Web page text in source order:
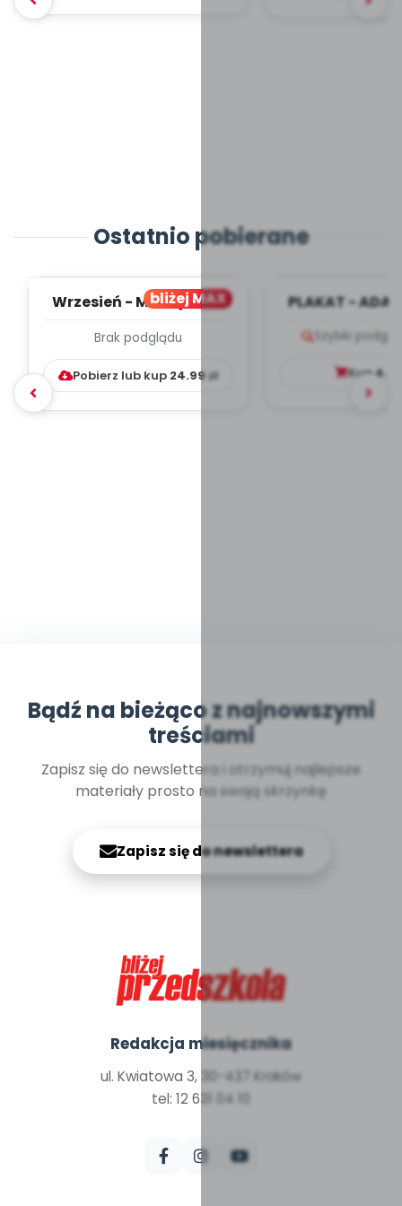
Ostatnio pobierane
bliżej MAX
Wrzesień - MIESIĘCZNY
WYCHOWAWCZO –
DYDAKTYC...
Brak podglądu
Pobierz lub kup 24.99zł
PLAKAT -
Szybki
Kup
Bądź na bieżąco z najnowszymi
treściami
Zapisz się do newslettera i otrzymuj najlepsze
materiały prosto na swoją skrzynkę
Zapisz się do newslettera
Redakcja miesięcznika
ul. Kwiatowa 3, 30-437 Kraków
tel: 12 631 04 10